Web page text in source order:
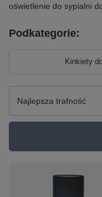
oświetlenie do sypialni
Podkategorie:
Kinkiety
Zmień sortowanie
Najlepsza trafność